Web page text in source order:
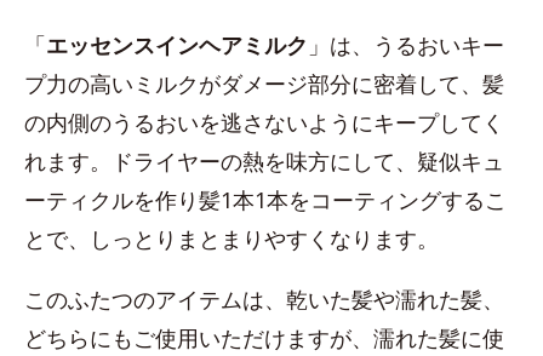
「エッセンスインヘアミルク 」は、うるおいキー
プ力の高いミルクがダメージ部分に密着して、髪
の内側のうるおいを逃さないようにキープしてく
れます。ドライヤーの熱を味方にして、疑似キュ
ーティクルを作り髪1本1本をコーティングするこ
とで、しっとりまとまりやすくなります。
このふたつのアイテムは、乾いた髪や濡れた髪、
どちらにもご使用いただけますが、濡れた髪に使